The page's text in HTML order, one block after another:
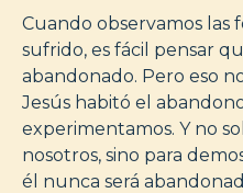
Cuando observamos las
sufrido, es fácil pensar
abandonado. Pero eso
Jesús habitó el
experimentamos. Y no
nosotros, sino para
él nunca será